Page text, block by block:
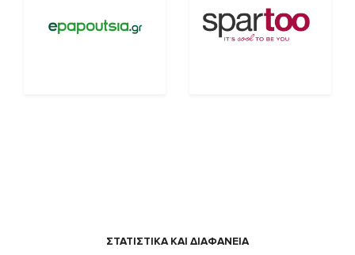
ΣΤΑΤΙΣΤΙΚΑ ΚΑΙ ΔΙΑΦΑΝΕΙΑ